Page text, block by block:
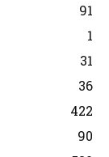
91
1
31
36
422
90